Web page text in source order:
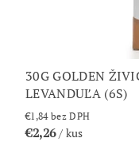
30G GOLDEN
LEVANDUĽA (6S)
€1,84 bez DPH
€2,26/ kus